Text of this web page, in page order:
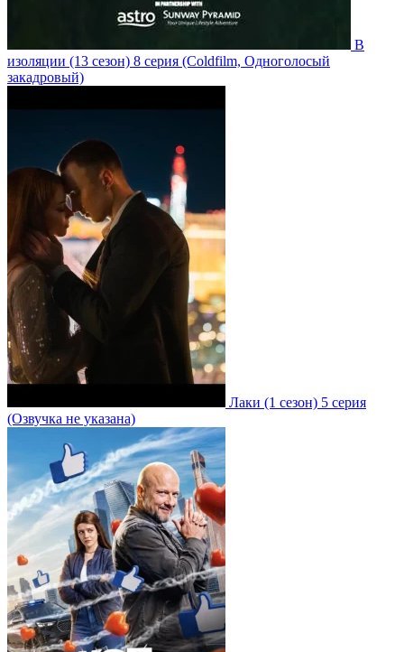
В
изоляции (13 сезон) 8 серия (Coldfilm, Одноголосый
закадровый)
Лаки (1 сезон) 5 серия
(Озвучка не указана)